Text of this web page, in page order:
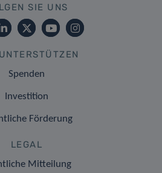
SIE UNS
Spenden
Investition
Förderung
LEGAL
Mitteilung